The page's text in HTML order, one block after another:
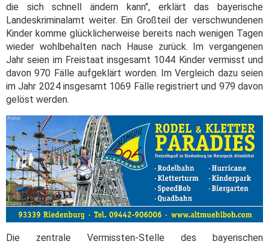
die sich schnell ändern kann", erklärt das bayerische
Landeskriminalamt weiter. Ein Großteil der verschwundenen
Kinder komme glücklicherweise bereits nach wenigen Tagen
wieder wohlbehalten nach Hause zurück. Im vergangenen
Jahr seien im Freistaat insgesamt 1044 Kinder vermisst und
davon 970 Fälle aufgeklärt worden. Im Vergleich dazu seien
im Jahr 2024 insgesamt 1069 Fälle registriert und 979 davon
gelöst werden.
Die zentrale Vermissten-Stelle des bayerischen